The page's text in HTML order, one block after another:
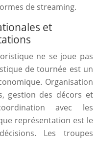
de streaming.
et
ne se joue pas
de tournée est un
Organisation
gestion des décors et
avec les
représentation est le
Les troupes